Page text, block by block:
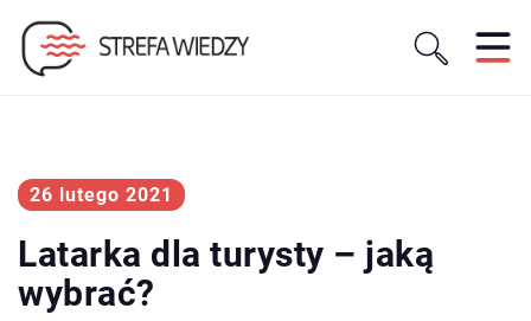
26 lutego 2021
Latarka dla turysty – jaką
wybrać?